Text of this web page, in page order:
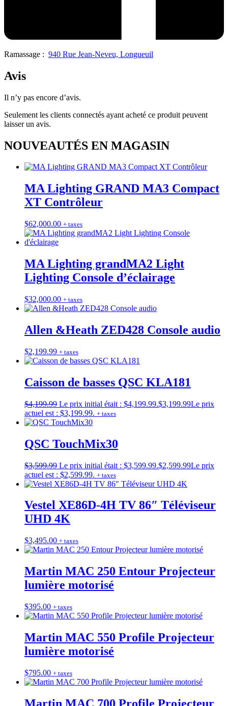
Ramassage : 940 Rue Jean-Neveu, Longueuil
Avis
Il n’y pas encore d’avis.
Seulement les clients connectés ayant acheté ce produit peuvent
laisser un avis.
NOUVEAUTÉS EN MAGASIN
MA Lighting GRAND MA3 Compact
XT Contrôleur
$62,000.00 + taxes
MA Lighting grandMA2 Light
Lighting Console d’éclairage
$32,000.00 + taxes
Allen &Heath ZED428 Console audio
$2,199.99 + taxes
Caisson de basses QSC KLA181
$4,199.99 Le prix initial était : $4,199.99.$3,199.99Le prix
actuel est : $3,199.99. + taxes
QSC TouchMix30
$3,599.99 Le prix initial était : $3,599.99.$2,599.99Le prix
actuel est : $2,599.99. + taxes
Vestel XE86D-4H TV 86″ Téléviseur
UHD 4K
$3,495.00 + taxes
Martin MAC 250 Entour Projecteur
lumière motorisé
$395.00 + taxes
Martin MAC 550 Profile Projecteur
lumière motorisé
$795.00 + taxes